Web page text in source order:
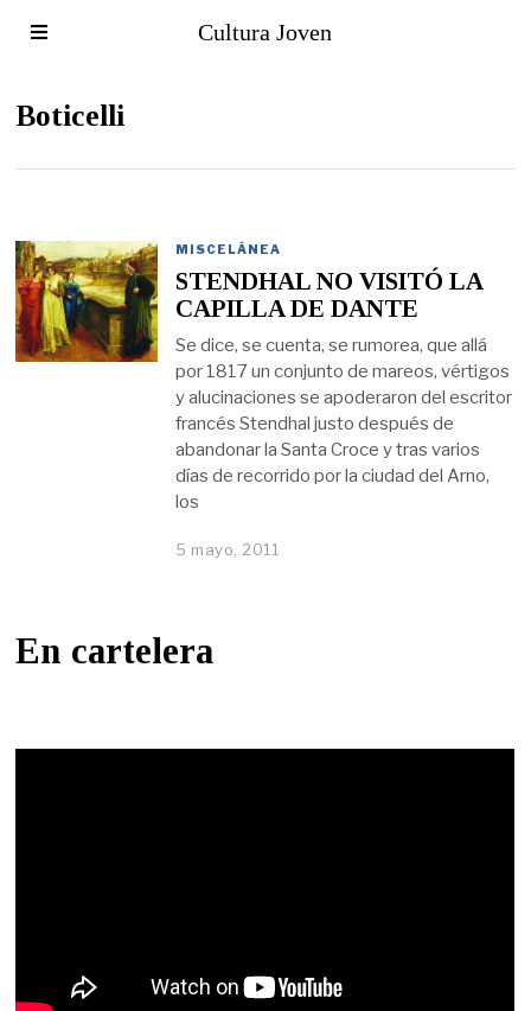
Cultura Joven
Boticelli
MISCELÁNEA
STENDHAL NO VISITÓ LA
CAPILLA DE DANTE
Se dice, se cuenta, se rumorea, que allá
por 1817 un conjunto de mareos, vértigos
y alucinaciones se apoderaron del escritor
francés Stendhal justo después de
abandonar la Santa Croce y tras varios
días de recorrido por la ciudad del Arno,
los
5 mayo, 2011
En cartelera